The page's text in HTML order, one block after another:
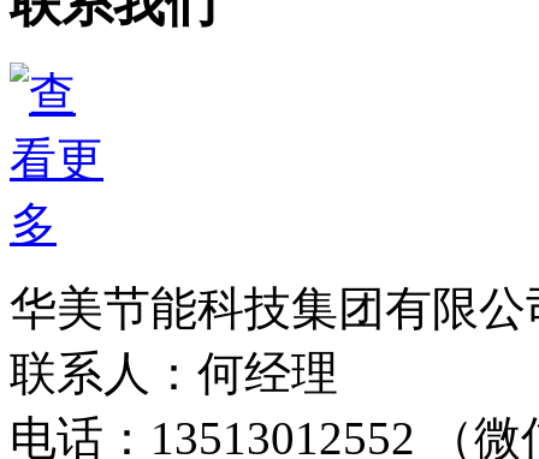
华美节能科技集团有限公
联系人：何经理
电话：13513012552 （